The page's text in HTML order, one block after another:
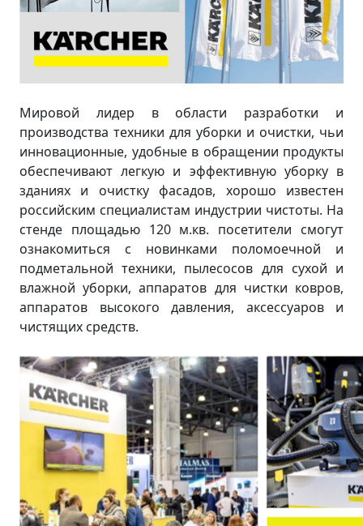
Мировой лидер в области разработки и
производства техники для уборки и очистки, чьи
инновационные, удобные в обращении продукты
обеспечивают легкую и эффективную уборку в
зданиях и очистку фасадов, хорошо известен
российским специалистам индустрии чистоты. На
стенде площадью 120 м.кв. посетители смогут
ознакомиться с новинками поломоечной и
подметальной техники, пылесосов для сухой и
влажной уборки, аппаратов для чистки ковров,
аппаратов высокого давления, аксессуаров и
чистящих средств.